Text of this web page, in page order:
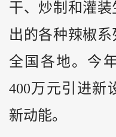
干、炒制和灌
出的各种辣椒
全国各地。今
400万元引进新
新动能。